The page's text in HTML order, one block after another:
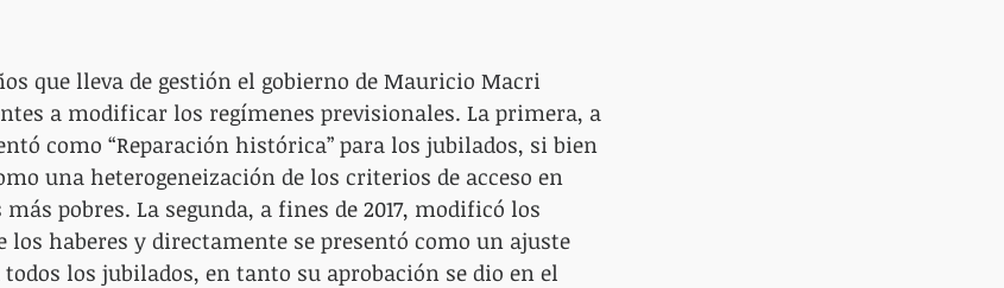
que lleva de gestión el gobierno de Mauricio Macri
a modificar los regímenes previsionales. La primera, a
como “Reparación histórica” para los jubilados, si bien
una heterogeneización de los criterios de acceso en
pobres. La segunda, a fines de 2017, modificó los
los haberes y directamente se presentó como un ajuste
los jubilados, en tanto su aprobación se dio en el